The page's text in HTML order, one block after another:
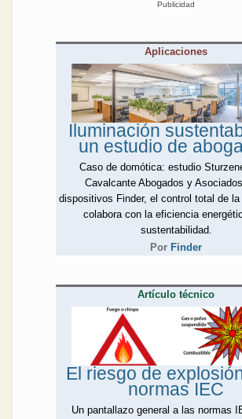
Publicidad
Aplicaciones
Iluminación
un estudio de
Caso de domótica: estudio
Cavalcante Abogados y
dispositivos Finder, el control total de
colabora con la eficiencia
sustentabilidad.
Por Finder
Artículo técnico
El riesgo de
normas IEC
Un pantallazo general a las normas